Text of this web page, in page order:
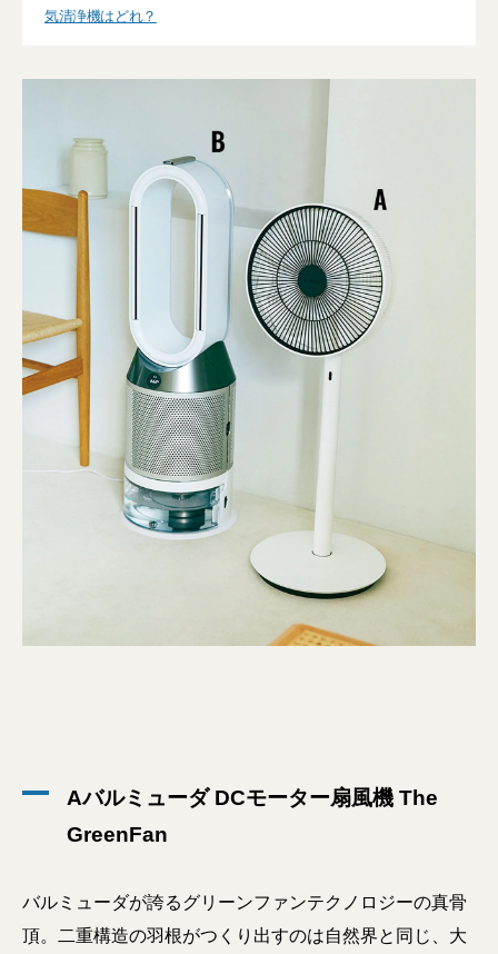
気清浄機はどれ？
Aバルミューダ DCモーター扇風機 The
GreenFan
バルミューダが誇るグリーンファンテクノロジーの真骨
頂。二重構造の羽根がつくり出すのは自然界と同じ、大